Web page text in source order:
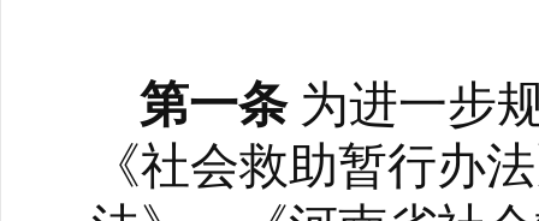
第一条 为进一步
《社会救助暂行办